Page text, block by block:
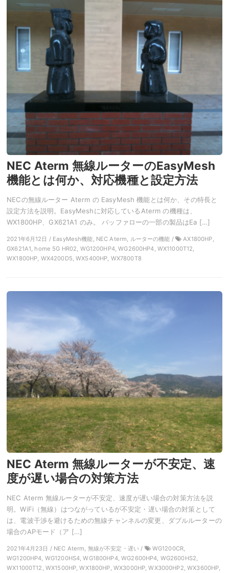
NEC Aterm 無線ルーターのEasyMesh
機能とは何か、対応機種と設定方法
NECの無線ルーター Aterm の EasyMesh 機能とは何か、その特長と
設定方法を説明。EasyMeshに対応しているAterm の機種は、
WX1800HP、GX621A1 のみ。 バッファローの一部の製品はEa […]
2021年6月12日 / EasyMesh機能, NEC Aterm, ルーターの機能 /
AX1800HP,
GX621A1, home 5G HR02, WG1200HP4, WG2600HP4, WX11000T12,
WX1800HP, WX4200D5, WX5400HP, WX7800T8
NEC Aterm 無線ルーターが不安定、速
度が遅い場合の対策方法
NEC Aterm 無線ルーターが不安定、速度が遅い場合の対策方法を説
明。WiFi（無線）はつながっているが不安定・遅い場合の対策として
は、電波干渉を避けるための無線チャンネルの変更、ダブルルーターの
場合のAPモード（ア […]
2021年4月23日 / NEC Aterm, 無線が不安定・遅い /
WG1200CR,
WG1200HP4, WG1200HS4, WG1800HP4, WG2600HP4, WG2600HS2,
WX11000T12, WX1500HP, WX1800HP, WX3000HP, WX3000HP2, WX3600HP,